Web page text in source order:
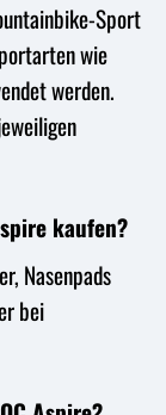
Sport
wie
werden.
kaufen?
Nasenpads
bei